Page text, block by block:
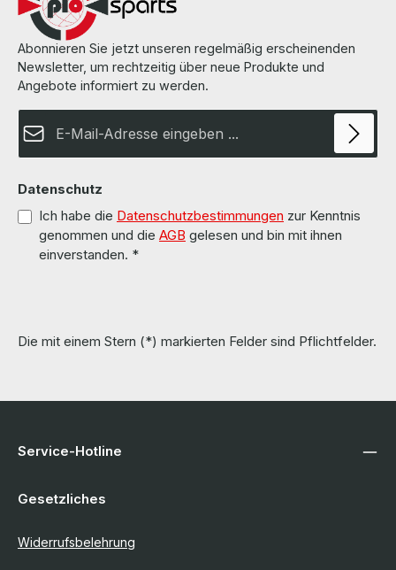
Abonnieren Sie jetzt unseren regelmäßig erscheinenden
Newsletter, um rechtzeitig über neue Produkte und
Angebote informiert zu werden.
Datenschutz
Ich habe die Datenschutzbestimmungen zur Kenntnis
genommen und die AGB gelesen und bin mit ihnen
einverstanden. *
Die mit einem Stern (*) markierten Felder sind Pflichtfelder.
Service-Hotline
Gesetzliches
Widerrufsbelehrung